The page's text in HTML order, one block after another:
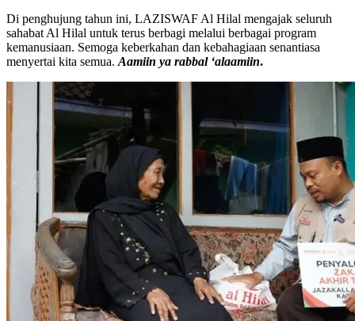
Di penghujung tahun ini, LAZISWAF Al Hilal mengajak seluruh
sahabat Al Hilal untuk terus berbagi melalui berbagai program
kemanusiaan. Semoga keberkahan dan kebahagiaan senantiasa
menyertai kita semua. Aamiin ya rabbal ‘alaamiin.